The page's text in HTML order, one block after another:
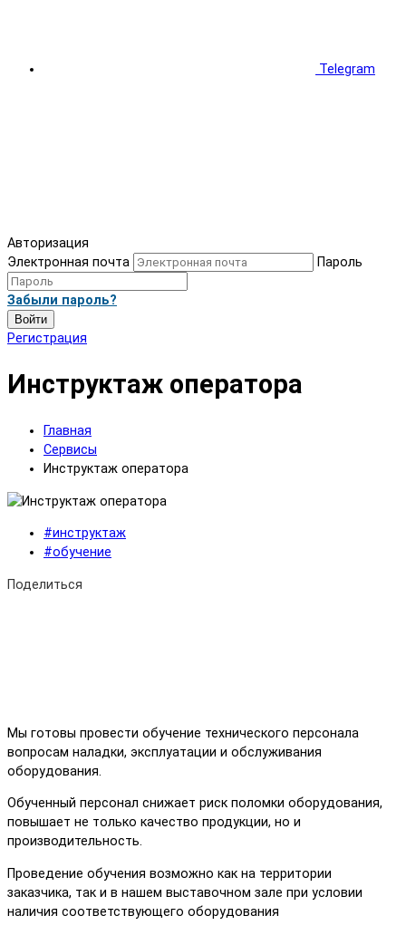
Telegram
Авторизация
Электронная почта
Пароль
Забыли пароль?
Войти
Регистрация
Инструктаж оператора
Главная
Сервисы
Инструктаж оператора
#инструктаж
#обучение
Поделиться
Мы готовы провести обучение технического персонала
вопросам наладки, эксплуатации и обслуживания
оборудования.
Обученный персонал снижает риск поломки оборудования,
повышает не только качество продукции, но и
производительность.
Проведение обучения возможно как на территории
заказчика, так и в нашем выставочном зале при условии
наличия соответствующего оборудования